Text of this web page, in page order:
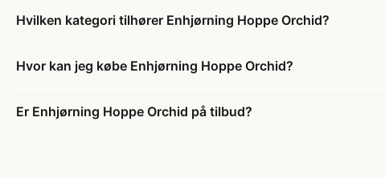
Hvilken kategori tilhører Enhjørning Hoppe Orchid?
Hvor kan jeg købe Enhjørning Hoppe Orchid?
Er Enhjørning Hoppe Orchid på tilbud?